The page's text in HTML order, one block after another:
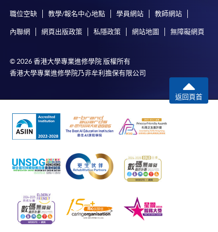
程/科目只可提交一次申請。
確認。另外，確認電子郵件亦會發送到 閣下的電
子郵件帳戶。請保留確定回條作日後查詢用途。
除特殊情況(例如課程因報名人數不足而被取消)及
法例規定外，一切已繳費用，概不退還。
如須甄選入學，則正式收據並不可作為 閣下已獲
取錄的證明。學院將在截止報名日期後儘快通知申
請者是否獲取錄。落選的申請人將獲退還已繳交的
免責聲明
本學院為學院開設的其中一些課程提供在線服務的平台。雖然
職位空缺 教學/報名中心地點 學員網站 教師網站
內聯網 網頁出版政策 私隱政策 網站地圖 無障礙網頁
© 2026 香港大學專業進修學院 版權所有
香港大學專業進修學院乃非牟利擔保有限公司
返回頁首